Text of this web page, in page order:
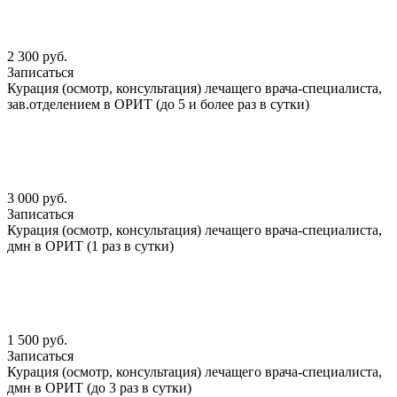
2 300 руб.
Записаться
Курация (осмотр, консультация) лечащего врача-специалиста,
зав.отделением в ОРИТ (до 5 и более раз в сутки)
3 000 руб.
Записаться
Курация (осмотр, консультация) лечащего врача-специалиста,
дмн в ОРИТ (1 раз в сутки)
1 500 руб.
Записаться
Курация (осмотр, консультация) лечащего врача-специалиста,
дмн в ОРИТ (до 3 раз в сутки)